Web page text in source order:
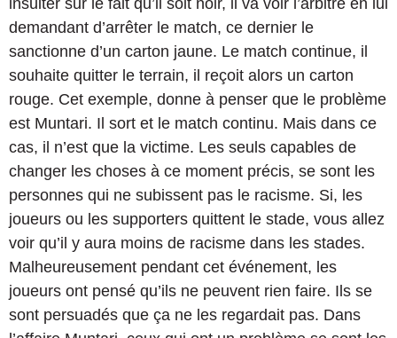
insulter sur le fait qu’il soit noir, il va voir l’arbitre en lui
demandant d’arrêter le match, ce dernier le
sanctionne d’un carton jaune. Le match continue, il
souhaite quitter le terrain, il reçoit alors un carton
rouge. Cet exemple, donne à penser que le problème
est Muntari. Il sort et le match continu. Mais dans ce
cas, il n’est que la victime. Les seuls capables de
changer les choses à ce moment précis, se sont les
personnes qui ne subissent pas le racisme. Si, les
joueurs ou les supporters quittent le stade, vous allez
voir qu’il y aura moins de racisme dans les stades.
Malheureusement pendant cet événement, les
joueurs ont pensé qu’ils ne peuvent rien faire. Ils se
sont persuadés que ça ne les regardait pas. Dans